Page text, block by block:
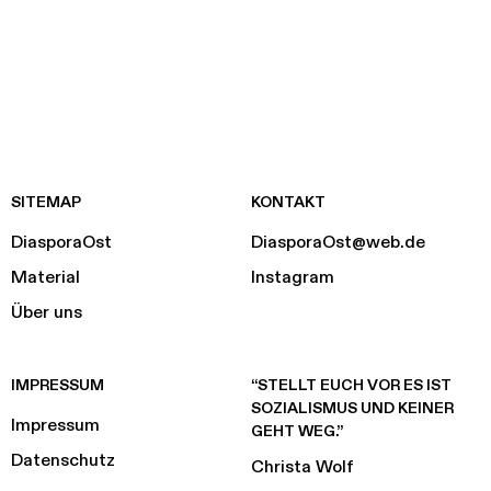
SITEMAP
DiasporaOst
Material
Über uns
KONTAKT
DiasporaOst@web.de
Instagram
IMPRESSUM
Impressum
Datenschutz
“STELLT EUCH VOR ES IST
SOZIALISMUS UND KEINER
GEHT WEG.”
Christa Wolf